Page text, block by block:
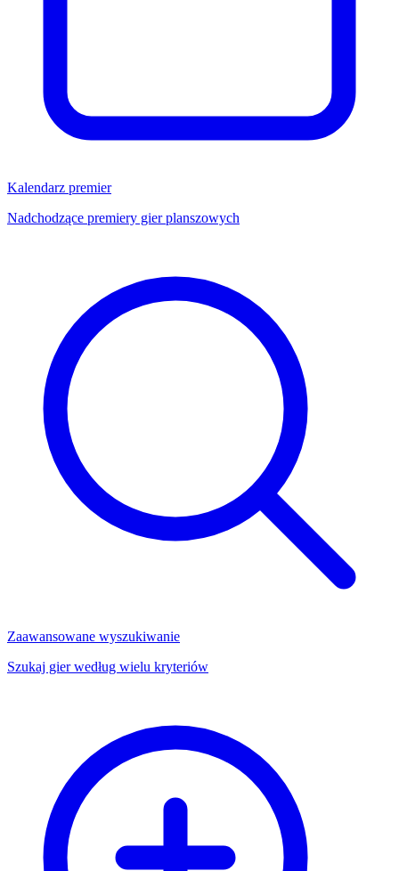
Kalendarz premier
Nadchodzące premiery gier planszowych
Zaawansowane wyszukiwanie
Szukaj gier według wielu kryteriów